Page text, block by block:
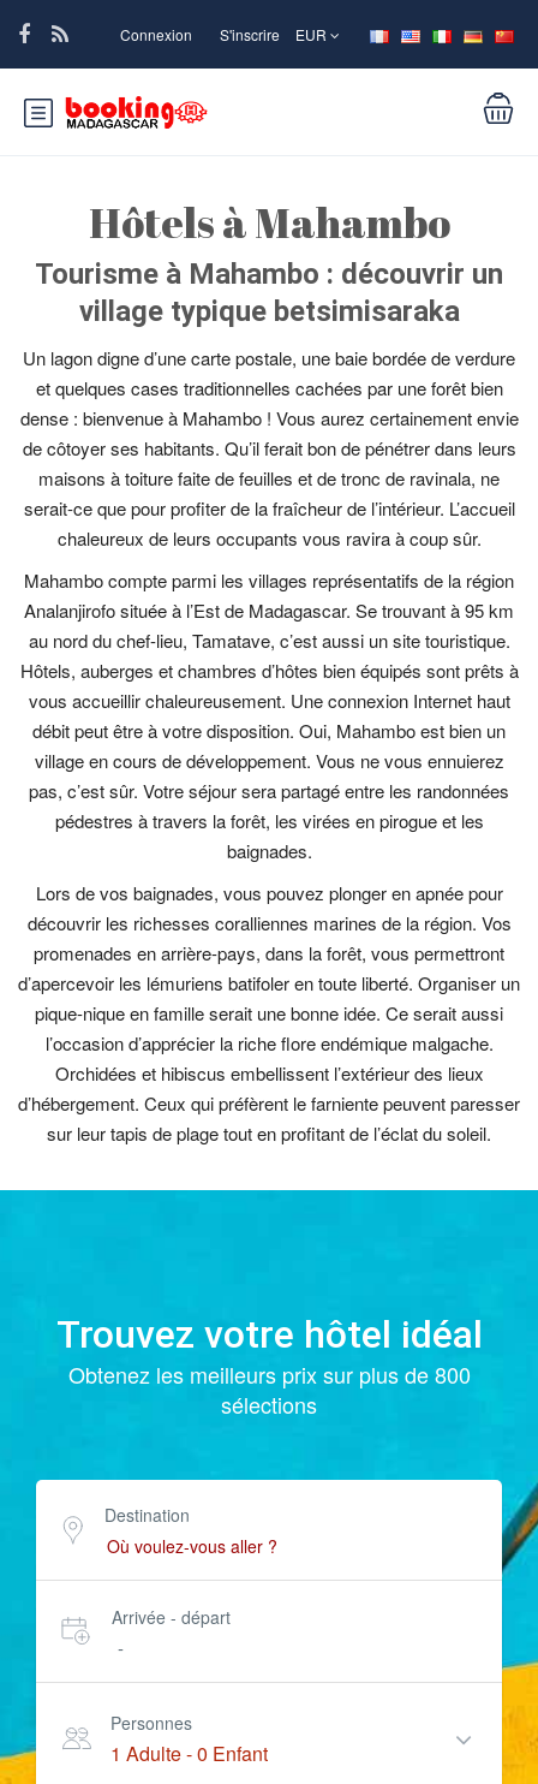
Connexion S'inscrire EUR
Hôtels à Mahambo
Tourisme à Mahambo : découvrir un
village typique betsimisaraka
Un lagon digne d’une carte postale, une baie bordée de verdure
et quelques cases traditionnelles cachées par une forêt bien
dense : bienvenue à Mahambo ! Vous aurez certainement envie
de côtoyer ses habitants. Qu’il ferait bon de pénétrer dans leurs
maisons à toiture faite de feuilles et de tronc de ravinala, ne
serait-ce que pour profiter de la fraîcheur de l’intérieur. L’accueil
chaleureux de leurs occupants vous ravira à coup sûr.
Mahambo compte parmi les villages représentatifs de la région
Analanjirofo située à l’Est de Madagascar. Se trouvant à 95 km
au nord du chef-lieu, Tamatave, c’est aussi un site touristique.
Hôtels, auberges et chambres d’hôtes bien équipés sont prêts à
vous accueillir chaleureusement. Une connexion Internet haut
débit peut être à votre disposition. Oui, Mahambo est bien un
village en cours de développement. Vous ne vous ennuierez
pas, c’est sûr. Votre séjour sera partagé entre les randonnées
pédestres à travers la forêt, les virées en pirogue et les
baignades.
Lors de vos baignades, vous pouvez plonger en apnée pour
découvrir les richesses coralliennes marines de la région. Vos
promenades en arrière-pays, dans la forêt, vous permettront
d’apercevoir les lémuriens batifoler en toute liberté. Organiser un
pique-nique en famille serait une bonne idée. Ce serait aussi
l’occasion d’apprécier la riche flore endémique malgache.
Orchidées et hibiscus embellissent l’extérieur des lieux
d’hébergement. Ceux qui préfèrent le farniente peuvent paresser
sur leur tapis de plage tout en profitant de l’éclat du soleil.
Trouvez votre hôtel idéal
Obtenez les meilleurs prix sur plus de 800
sélections
Destination
Arrivée - départ
-
Personnes
1 Adulte-0 Enfant